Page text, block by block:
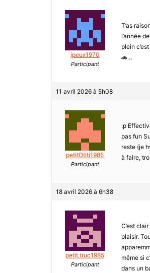
jpeux1970
Participant
T’as
l’année
plein
🚗…
11 avril 2026 à 5h08
petitOtiti1985
Participant
:p
pas fun
reste (je
à faire,
18 avril 2026 à 6h38
petit.truc1985
Participant
C’est
plaisir.
même si
dans un